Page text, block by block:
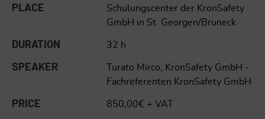
PLACE
Schulungscenter der KronSafety
GmbH in St. Georgen/Bruneck
DURATION 32 h
SPEAKER
Turato Mirco, KronSafety GmbH -
Fachreferenten KronSafety GmbH
PRICE 850,00€ + VAT